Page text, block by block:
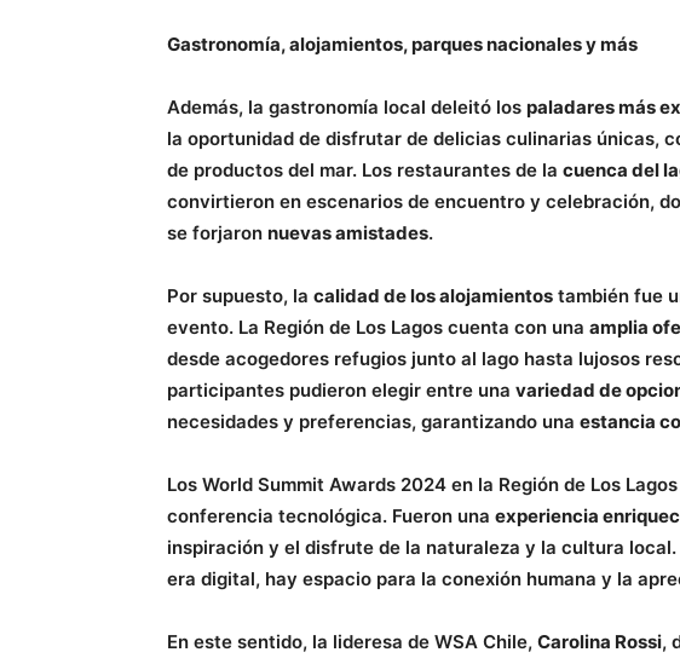
Gastronomía, alojamientos, parques nacionales y más
Además, la gastronomía local deleitó los paladares más
la oportunidad de disfrutar de delicias culinarias únicas,
de productos del mar. Los restaurantes de la cuenca del
convirtieron en escenarios de encuentro y celebración,
se forjaron nuevas amistades.
Por supuesto, la calidad de los alojamientos también fue
evento. La Región de Los Lagos cuenta con una amplia
desde acogedores refugios junto al lago hasta lujosos
participantes pudieron elegir entre una variedad de
necesidades y preferencias, garantizando una estancia
Los World Summit Awards 2024 en la Región de Los
conferencia tecnológica. Fueron una experiencia
inspiración y el disfrute de la naturaleza y la cultura
era digital, hay espacio para la conexión humana y la
En este sentido, la lideresa de WSA Chile, Carolina Rossi,